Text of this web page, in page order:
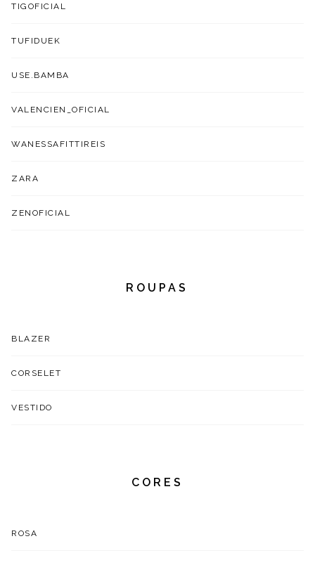
TIGOFICIAL
TUFIDUEK
USE.BAMBA
VALENCIEN_OFICIAL
WANESSAFITTIREIS
ZARA
ZENOFICIAL
ROUPAS
BLAZER
CORSELET
VESTIDO
CORES
ROSA